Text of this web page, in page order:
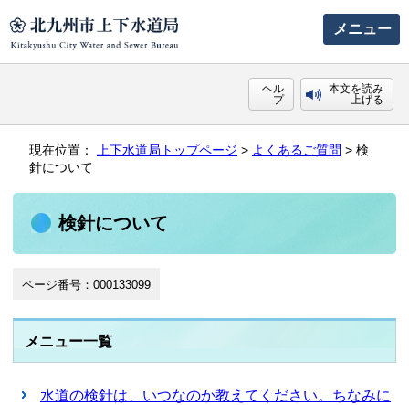
メニュー
ヘル
プ
本文を読み
上げる
現在位置： 上下水道局トップページ > よくあるご質問 > 検
針について
検針について
ページ番号：000133099
メニュー一覧
水道の検針は、いつなのか教えてください。ちなみに